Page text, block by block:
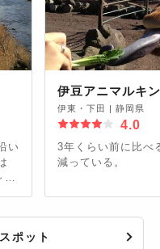
い
昼
伊豆アニマルキ
伊東・下田 | 静岡県
4.0
3年くらい前に比べ
減っている。
ポット